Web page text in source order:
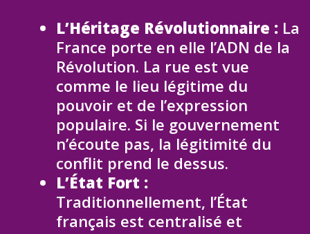
L’Héritage Révolutionnaire : La
France porte en elle l’ADN de la
Révolution. La rue est vue
comme le lieu légitime du
pouvoir et de l’expression
populaire. Si le gouvernement
n’écoute pas, la légitimité du
conflit prend le dessus.
L’État Fort :
Traditionnellement, l’État
français est centralisé et